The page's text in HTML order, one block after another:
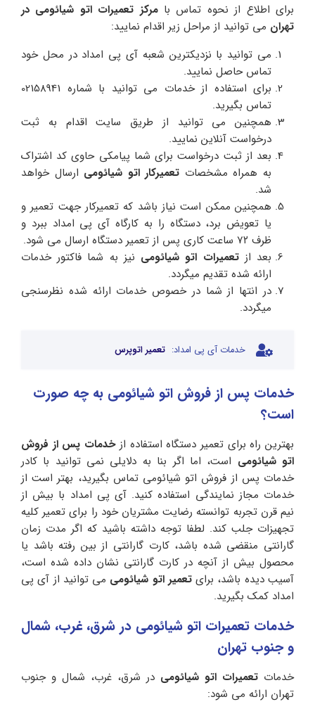
برای اطلاع از نحوه تماس بامرکز تعمیرات اتو شیائومی در
تهران می توانید از مراحل زیر اقدام نمایید:
می توانید با نزدیکترین شعبه آی پی امداد در محل خود
تماس حاصل نمایید.
برای استفاده از خدمات می توانید با شماره 02158941
تماس بگیرید.
همچنین می توانید از طریق سایت اقدام به ثبت
درخواست آنلاین نمایید.
بعد از ثبت درخواست برای شما پیامکی حاوی کد اشتراک
به همراه مشخصات تعمیرکار اتو شیائومی ارسال خواهد
شد.
همچنین ممکن است نیاز باشد که تعمیرکار جهت تعمیر و
یا تعویض برد، دستگاه را به کارگاه آی پی امداد ببرد و
ظرف ۷۲ ساعت کاری پس از تعمیر دستگاه ارسال می شود.
بعد ازتعمیرات اتو شیائومی نیز به شما فاکتور خدمات
ارائه شده تقدیم میگردد.
در انتها از شما در خصوص خدمات ارائه شده نظرسنجی
میگردد.
خدمات آی پی امداد: تعمیر اتوپرس
خدمات پس از فروش اتو شیائومی به چه صورت
است؟
بهترین راه برای تعمیر دستگاه استفاده ازخدمات پس از فروش
اتو شیائومی است، اما اگر بنا به دلایلی نمی توانید با کادر
خدمات پس از فروش اتو شیائومی تماس بگیرید، بهتر است از
خدمات مجاز نمایندگی استفاده کنید. آی پی امداد با بیش از
نیم قرن تجربه توانسته رضایت مشتریان خود را برای تعمیر کلیه
تجهیزات جلب کند. لطفا توجه داشته باشید که اگر مدت زمان
گارانتی منقضی شده باشد، کارت گارانتی از بین رفته باشد یا
محصول بیش از آنچه در کارت گارانتی نشان داده شده است،
آسیب دیده باشد، برایتعمیر اتو شیائومی می توانید از آی پی
امداد کمک بگیرید.
خدمات تعمیرات اتو شیائومی در شرق، غرب، شمال
و جنوب تهران
خدمات تعمیرات اتو شیائومی در شرق، غرب، شمال و جنوب
تهران ارائه می شود: